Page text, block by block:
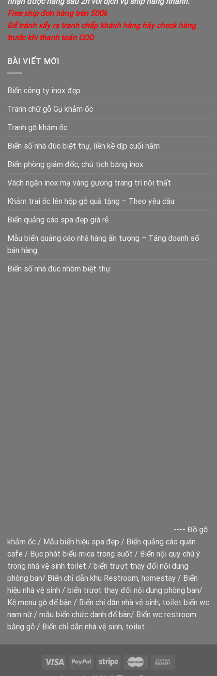
Free ship đơn hàng trên 500k
Để tránh xẩy ra tranh chấp khách hàng hãy check hàng
trước khi thanh toán COD
BÀI VIẾT MỚI
Biển công ty inox đẹp
Tranh chữ gỗ Gụ khảm ốc
Tranh gỗ khảm ốc
Biển số nhà đúc biệt thự, liền kề dịp cuối năm
Biển phòng giám đốc, chủ tịch bằng inox
Vách ngăn inox mạ vàng gương trang trí nội thất
Khảm trai ốc lên hộp gỗ quà tặng – Theo yêu cầu
Biển quảng cáo spa đẹp giá rẻ
Mẫu biển quảng cáo nhà hàng ấn tượng – Tăng doanh số
bán hàng
Biển số nhà đúc nhôm biệt thự
---- Đồ gỗ
khảm ốc / Mẫu biển hiệu spa đẹp / Biển quảng cáo quán
cafe / Bục phát biểu mica trong suốt / Biển nội quy chú ý
trong nhà vệ sinh toilet / biển trượt thay đổi nội dung
phòng ban/ Biển chỉ dẫn khu Restroom, homestay / Biển
hiệu nhà vệ sinh / biển trượt thay đổi nội dung phòng ban/
Kệ menu gỗ để bàn / Biển chỉ dẫn nhà vệ sinh, toilet biển wc
nam nữ / mẫu biển chức danh để bàn/ Biển wc restroom
bằng gỗ / Biển chỉ dẫn nhà vệ sinh, toilet